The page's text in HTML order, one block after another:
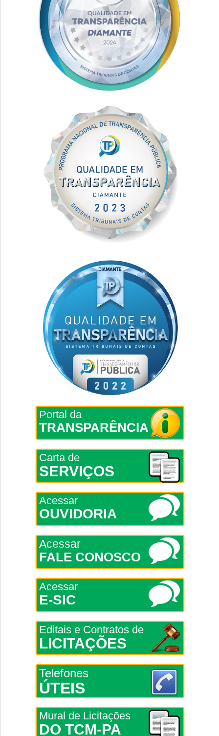
Portal da
TRANSPARÊNCIA
Carta de
SERVIÇOS
Acessar
OUVIDORIA
Acessar
FALE CONOSCO
Acessar
E-SIC
Editais e Contratos de
LICITAÇÕES
Telefones
ÚTEIS
Mural de Licitações
DO TCM-PA